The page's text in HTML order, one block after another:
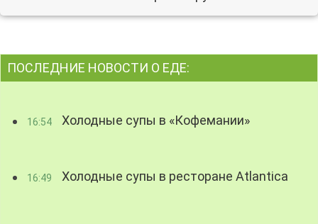
ПОСЛЕДНИЕ НОВОСТИ О ЕДЕ:
16:54 Холодные супы в «Кофемании»
16:49 Холодные супы в ресторане Atlantica